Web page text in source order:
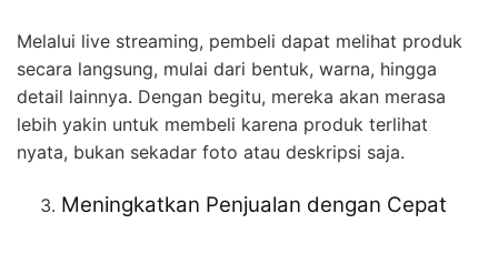
Melalui live streaming, pembeli dapat melihat produk
secara langsung, mulai dari bentuk, warna, hingga
detail lainnya. Dengan begitu, mereka akan merasa
lebih yakin untuk membeli karena produk terlihat
nyata, bukan sekadar foto atau deskripsi saja.
Meningkatkan Penjualan dengan Cepat